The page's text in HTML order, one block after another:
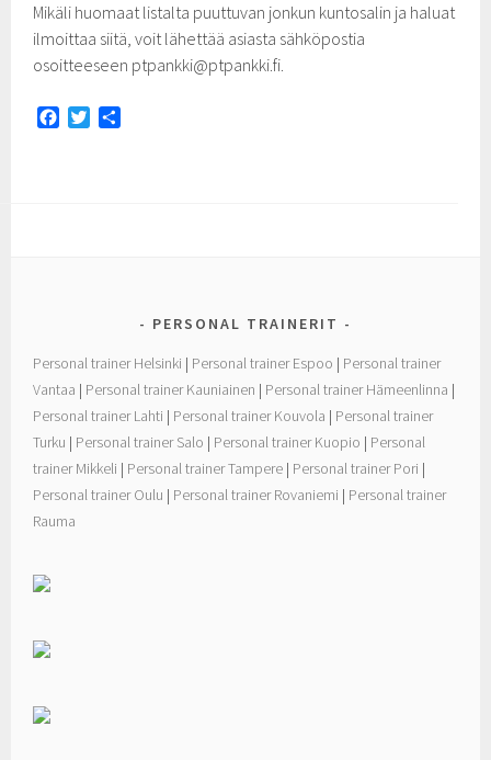
Mikäli huomaat listalta puuttuvan jonkun kuntosalin ja haluat
ilmoittaa siitä, voit lähettää asiasta sähköpostia
osoitteeseen ptpankki@ptpankki.fi.
PERSONAL TRAINERIT
Personal trainer Helsinki | Personal trainer Espoo | Personal trainer
Vantaa | Personal trainer Kauniainen | Personal trainer Hämeenlinna |
Personal trainer Lahti | Personal trainer Kouvola | Personal trainer
Turku | Personal trainer Salo | Personal trainer Kuopio | Personal
trainer Mikkeli | Personal trainer Tampere | Personal trainer Pori |
Personal trainer Oulu | Personal trainer Rovaniemi | Personal trainer
Rauma